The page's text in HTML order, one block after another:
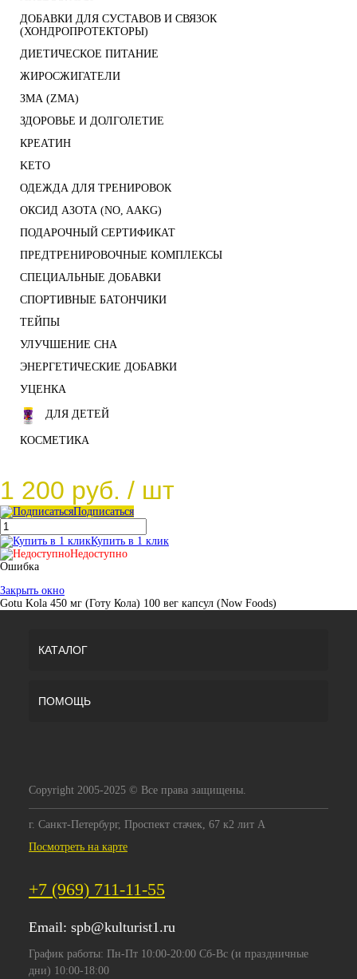
ДОБАВКИ ДЛЯ СУСТАВОВ И СВЯЗОК
(ХОНДРОПРОТЕКТОРЫ)
ДИЕТИЧЕСКОЕ ПИТАНИЕ
ЖИРОСЖИГАТЕЛИ
ЗМА (ZMA)
ЗДОРОВЬЕ И ДОЛГОЛЕТИЕ
КРЕАТИН
KETO
ОДЕЖДА ДЛЯ ТРЕНИРОВОК
ОКСИД АЗОТА (NO, AAKG)
ПОДАРОЧНЫЙ СЕРТИФИКАТ
ПРЕДТРЕНИРОВОЧНЫЕ КОМПЛЕКСЫ
СПЕЦИАЛЬНЫЕ ДОБАВКИ
СПОРТИВНЫЕ БАТОНЧИКИ
ТЕЙПЫ
УЛУЧШЕНИЕ СНА
ЭНЕРГЕТИЧЕСКИЕ ДОБАВКИ
УЦЕНКА
ДЛЯ ДЕТЕЙ
КОСМЕТИКА
1 200 руб. / шт
Подписаться
Купить в 1 клик
Недоступно
Ошибка
Закрыть окно
Gotu Kola 450 мг (Готу Кола) 100 вег капсул (Now Foods)
КАТАЛОГ
ПОМОЩЬ
Copyright 2005-2025 © Все права защищены.
г. Санкт-Петербург, Проспект стачек, 67 к2 лит А
Посмотреть на карте
+7 (969) 711-11-55
Email: spb@kulturist1.ru
График работы: Пн-Пт 10:00-20:00 Сб-Вс (и праздничные
дни) 10:00-18:00